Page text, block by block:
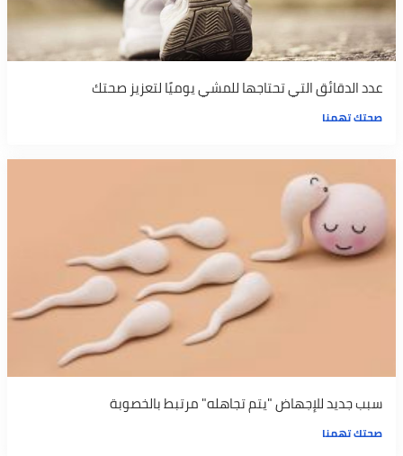
عدد الدقائق التي تحتاجها للمشي يوميًا لتعزيز صحتك
صحتك تهمنا
سبب جديد للإجهاض "يتم تجاهله" مرتبط بالخصوبة
صحتك تهمنا